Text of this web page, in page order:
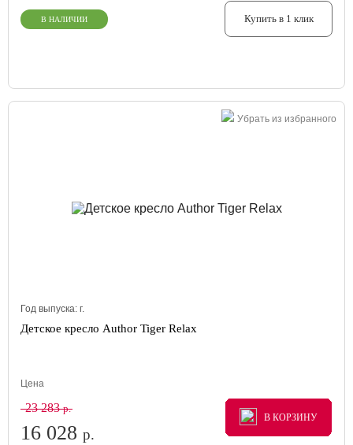
В НАЛИЧИИ Купить в 1 клик
Убрать из избранного
Год выпуска: г.
Детское кресло Author Tiger Relax
Цена
23 283р.
16 028 р.
В КОРЗИНУ
В КОРЗИНУ
В КОРЗИНУ